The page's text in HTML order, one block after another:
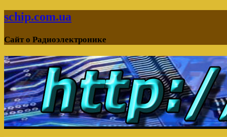
schip.com.ua
Сайт о Радиоэлектронике